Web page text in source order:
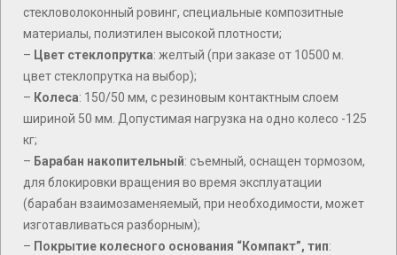
стекловолоконный ровинг, специальные композитные
материалы, полиэтилен высокой плотности;
– Цвет стеклопрутка: желтый (при заказе от 10500 м.
цвет стеклопрутка на выбор);
– Колеса: 150/50 мм, с резиновым контактным слоем
шириной 50 мм. Допустимая нагрузка на одно колесо -125
кг;
– Барабан накопительный: съемный, оснащен тормозом,
для блокировки вращения во время эксплуатации
(барабан взаимозаменяемый, при необходимости, может
изготавливаться разборным);
– Покрытие колесного основания “Компакт”, тип: